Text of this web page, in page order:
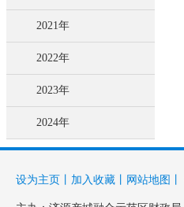
2021年
2022年
2023年
2024年
设为主页 加入收藏 网站地图